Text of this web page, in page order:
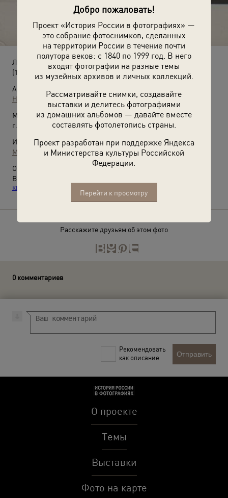
Добро пожаловать!
Проект «История России в фотографиях» —
это собрание фотоснимков, сделанных
на территории России в течение почти
полутора веков: с 1840 по 1999 год. В него
входят фотографии на разные темы
из музейных архивов и личных коллекций.
Рассматривайте снимки, создавайте
выставки и делитесь фотографиями
из домашних альбомов — давайте вместе
составлять фотолетопись страны.
Проект разработан при поддержке Яндекса
и Министерства культуры Российской
Федерации.
Перейти к просмотру
Лев Фричинский
(1968 год)
Автор:
Неизвестный автор
Место съемки:
г. Киев
Источники:
МАММ / МДФ
О фотографии:
Выставка
киношколе»
Расскажите друзьям об этом фото
0 комментариев
Рекомендовать
как описание
Отправить
О проекте
Темы
Выставки
Фото на карте